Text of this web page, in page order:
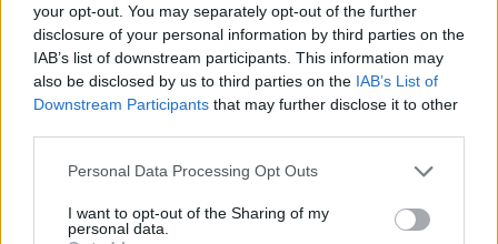
your opt-out. You may separately opt-out of the further
disclosure of your personal information by third parties on the
IAB’s list of downstream participants. This information may
also be disclosed by us to third parties on the IAB’s List of
Downstream Participants that may further disclose it to other
Please note that this website/app uses one or more Google
not limited to your visit or usage behaviour. You may click to
grant or deny consent to Google and its third-party tags to
Personal Data Processing Opt Outs
I want to opt-out of the Sharing of my
personal data.
Αν τα χάσατε